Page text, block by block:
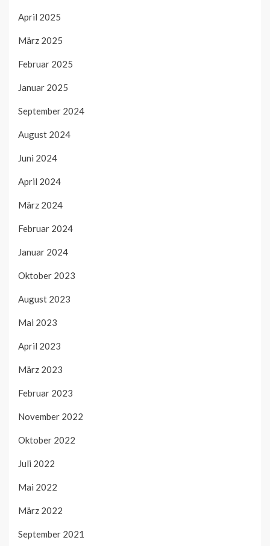
April 2025
März 2025
Februar 2025
Januar 2025
September 2024
August 2024
Juni 2024
April 2024
März 2024
Februar 2024
Januar 2024
Oktober 2023
August 2023
Mai 2023
April 2023
März 2023
Februar 2023
November 2022
Oktober 2022
Juli 2022
Mai 2022
März 2022
September 2021